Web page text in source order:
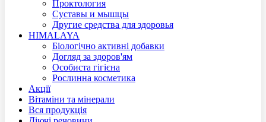
Проктология
Суставы и мышцы
Другие средства для здоровья
HIMALAYA
Біологічно активні добавки
Догляд за здоров'ям
Особиста гігієна
Рослинна косметика
Акції
Вітаміни та мінерали
Вся продукція